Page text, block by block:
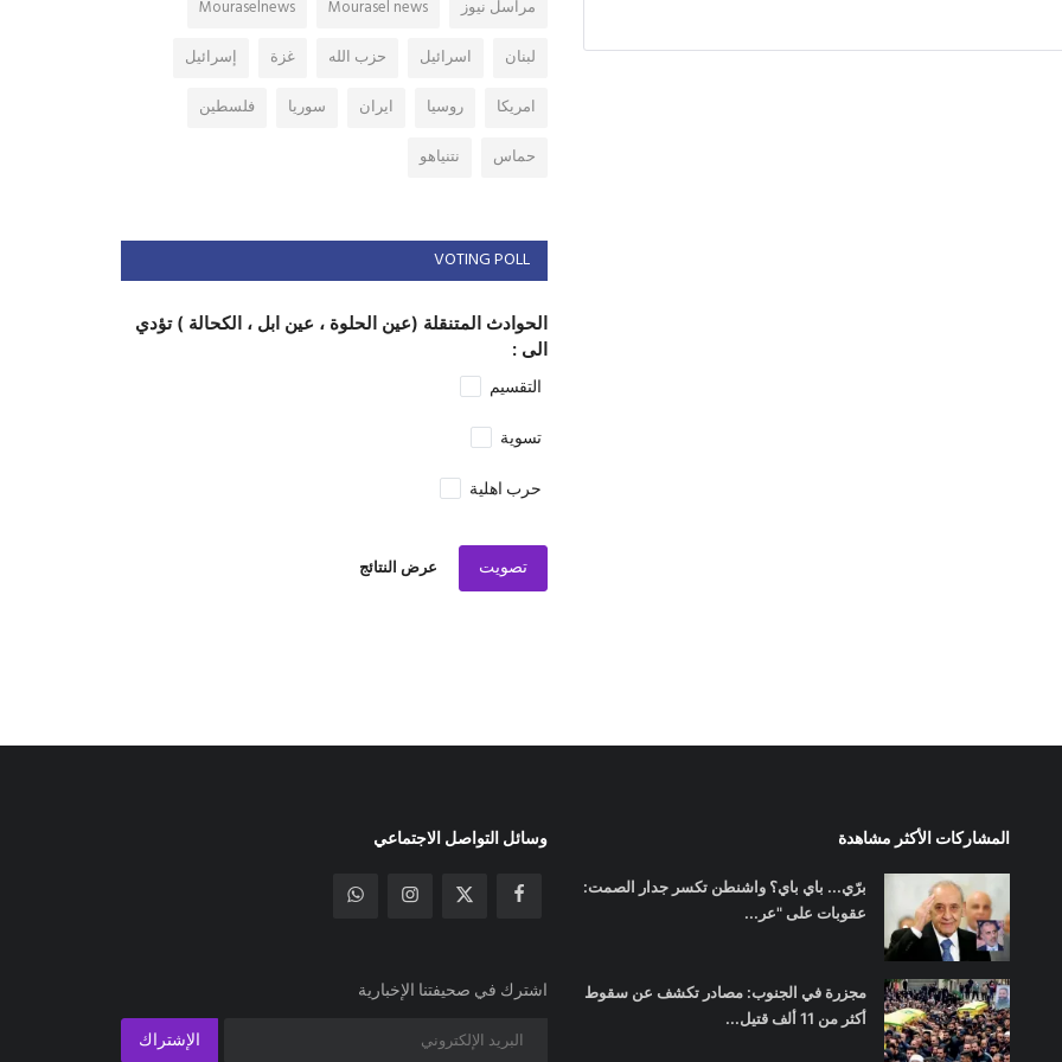
مراسل نيوز Mourasel news
Mouraselnews
لبنان
اسرائيل حزب الله غزة
إسرائيل
امريكا
روسيا ايران سوريا
فلسطين
حماس
نتنياهو
VOTING POLL
الحوادث المتنقلة (عين الحلوة ، عين ابل ، الكحالة ) تؤدي
الى :
التقسيم
تسوية
حرب اهلية
تصويت عرض النتائج
المشاركات الأكثر مشاهدة
برّي... باي باي؟ واشنطن تكسر جدار الصمت:
عقوبات على "عر...
مجزرة في الجنوب: مصادر تكشف عن سقوط
أكثر من 11 ألف قتيل...
وسائل التواصل الاجتماعي
اشترك في صحيفتنا الإخبارية
الإشتراك